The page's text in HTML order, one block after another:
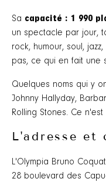
Sa capacité : 1 990
un spectacle par jour,
rock, humour, soul,
pas, ce qui en fait une
Quelques noms qui y
Johnny Hallyday,
Rolling Stones. Ce
L'adresse et
L'Olympia Bruno
28 boulevard des